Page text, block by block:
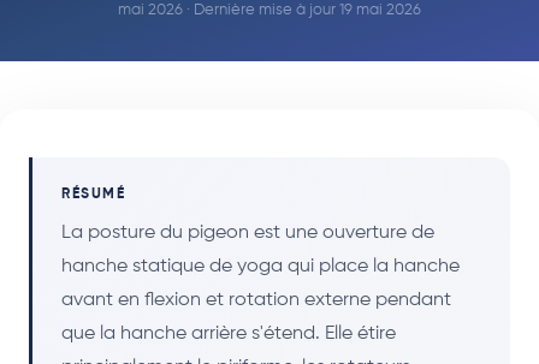
mai 2026 · Dernière mise à jour 19 mai 2026
RÉSUMÉ
La posture du pigeon est une ouverture de
hanche statique de yoga qui place la hanche
avant en flexion et rotation externe pendant
que la hanche arrière s'étend. Elle étire